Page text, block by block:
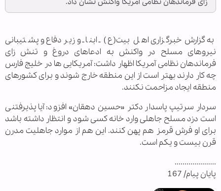
زای فرماندهان نظامی آمریکا واکنش نشان داد.
به گزارش خبرگزاری اهل بیت(ع) ـ ابنا ـ وزیر دفاع و پشتیبانی
نیروهای مسلح در واکنش به ادعاهای دروغ و تنش زای
فرماندهان نظامی آمریکا اظهار داشت: آمریکایی ها در خلیج فارس
چه کار دارند بهتر است از این منطقه خارج شوند و برای کشورهای
منطقه ایجاد مزاحمت نکنند.
سردار سرتیپ پاسدار دکتر «حسین دهقان» افزود: آیا پذیرفتنی
است دزد مسلح جاهلی وارد خانه کسی شود و انتظار داشته باشد
برای او فرش قرمز هم پهن کنند. این هم از موارد جاهلیت مدرن
قرن بیست و یکم است.
.....................
پایان پیام/ 167